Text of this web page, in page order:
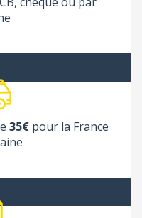
35€pour la France